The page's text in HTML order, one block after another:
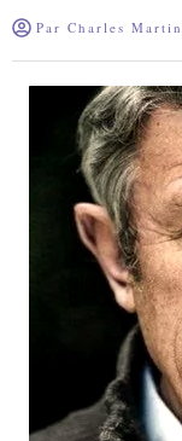
Par Charles Martin